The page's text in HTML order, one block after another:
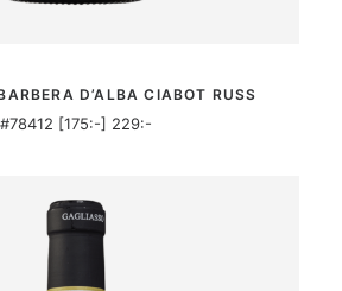
D’ALBA CIABOT RUSS
#78412 [175:-] 229:-